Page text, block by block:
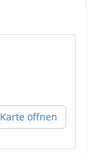
Karte öffnen